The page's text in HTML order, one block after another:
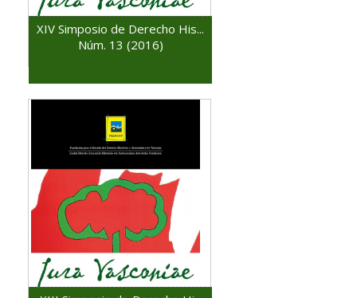
XIV Simposio de Derecho His...
Núm. 13 (2016)